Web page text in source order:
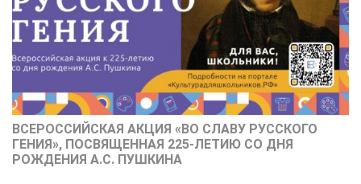
ВСЕРОССИЙСКАЯ АКЦИЯ «ВО СЛАВУ РУССКОГО
ГЕНИЯ», ПОСВЯЩЕННАЯ 225-ЛЕТИЮ СО ДНЯ
РОЖДЕНИЯ А.С. ПУШКИНА